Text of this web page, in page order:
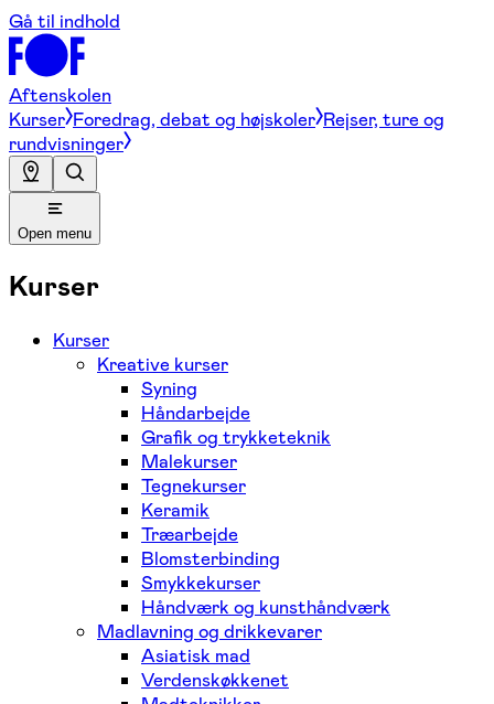
Gå til indhold
Aftenskolen
Kurser Foredrag, debat og højskoler Rejser, ture og
rundvisninger
Open menu
Kurser
Kurser
Kreative kurser
Syning
Håndarbejde
Grafik og trykketeknik
Malekurser
Tegnekurser
Keramik
Træarbejde
Blomsterbinding
Smykkekurser
Håndværk og kunsthåndværk
Madlavning og drikkevarer
Asiatisk mad
Verdenskøkkenet